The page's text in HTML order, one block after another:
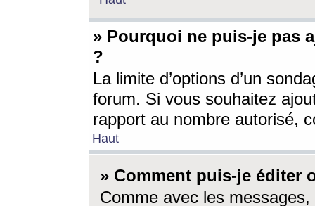
» Pourquoi ne puis-je pas
?
La limite d’options d’un
forum. Si vous souhaitez
rapport au nombre autorisé,
Haut
» Comment puis-je éditer
Comme avec les